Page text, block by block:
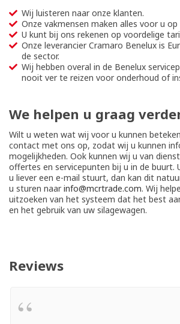
Wij luisteren naar onze klanten.
Onze vakmensen maken alles voor u
U kunt bij ons rekenen op voordelige
Onze leverancier Cramaro Benelux is
de sector.
Wij hebben overal in de Benelux
nooit ver te reizen voor onderhoud of
We helpen u graag
Wilt u weten wat wij voor u kunnen
contact met ons op, zodat wij u kunnen
mogelijkheden. Ook kunnen wij u van
offertes en servicepunten bij u in de buurt.
u liever een e-mail stuurt, dan kan dit
u sturen naarinfo@mcrtrade.com. Wij
uitzoeken van het systeem dat het best
en het gebruik van uw silagewagen.
Reviews